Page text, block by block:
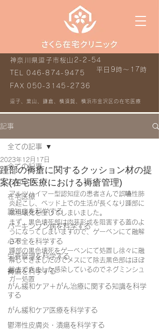
平日9時～17時
神奈川県逗子市桜山2-2-54
TEL 046-874-9475
FAX 050-3145-2736
逗子、葉山、鎌倉、横須賀、横浜市金沢区の在宅医療
記事
全ての記事
お知らせ
在宅医療
認知症を科学する
パーキンソン病を科学する
心不全を科学する
栄養管理を科学する
褥瘡を科学する
がん緩和ケア＋がん治療に関する知識を科学
する
がん緩和ケア医療を科学する
鬱滞性皮膚炎・潰瘍を科学する
全ての記事
踵部の褥瘡に関するクッション材の提
案(在宅医療における褥瘡管理)
2023年12月17日
アルツハイマー型認知症の患者さんで誤嚥性肺
炎起こし、ベッド上での生活が長くなり踵部に
黒色壊死を生じてしまいました。
まず、黒色壊死部は肉芽形成を阻害する蓋のよ
うになってしまいますので、ゲーベンにて融解
させ
踵部の黒色壊死をゲーベンにて処置し徐々に融
解してきましたのでメスにて除去黒色部はほぼ
除去できました感染しているのでネグミンシュ
ガー処置